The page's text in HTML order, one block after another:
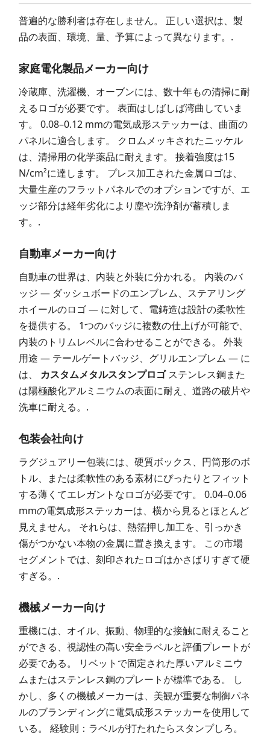
普遍的な勝利者は存在しません。 正しい選択は、製
品の表面、環境、量、予算によって異なります。.
家庭電化製品メーカー向け
冷蔵庫、洗濯機、オーブンには、数十年もの清掃に耐
えるロゴが必要です。 表面はしばしば湾曲していま
す。 0.08–0.12 mmの電気成形ステッカーは、曲面の
パネルに適合します。 クロムメッキされたニッケル
は、清掃用の化学薬品に耐えます。 接着強度は15
N/cm²に達します。 プレス加工された金属ロゴは、
大量生産のフラットパネルでのオプションですが、エ
ッジ部分は経年劣化により塵や洗浄剤が蓄積しま
す。.
自動車メーカー向け
自動車の世界は、内装と外装に分かれる。 内装のバ
ッジ — ダッシュボードのエンブレム、ステアリング
ホイールのロゴ — に対して、電鋳造は設計の柔軟性
を提供する。 1つのバッジに複数の仕上げが可能で、
内装のトリムレベルに合わせることができる。 外装
用途 — テールゲートバッジ、グリルエンブレム — に
は、 カスタムメタルスタンプロゴステンレス鋼また
は陽極酸化アルミニウムの表面に耐え、道路の破片や
洗車に耐える。.
包装会社向け
ラグジュアリー包装には、硬質ボックス、円筒形のボ
トル、または柔軟性のある素材にぴったりとフィット
する薄くてエレガントなロゴが必要です。 0.04–0.06
mmの電気成形ステッカーは、横から見るとほとんど
見えません。 それらは、熱箔押し加工を、引っかき
傷がつかない本物の金属に置き換えます。 この市場
セグメントでは、刻印されたロゴはかさばりすぎて硬
すぎる。.
機械メーカー向け
重機には、オイル、振動、物理的な接触に耐えること
ができる、視認性の高い安全ラベルと評価プレートが
必要である。 リベットで固定された厚いアルミニウ
ムまたはステンレス鋼のプレートが標準である。 し
かし、多くの機械メーカーは、美観が重要な制御パネ
ルのブランディングに電気成形ステッカーを使用して
いる。 経験則：ラベルが打たれたらスタンプしろ。